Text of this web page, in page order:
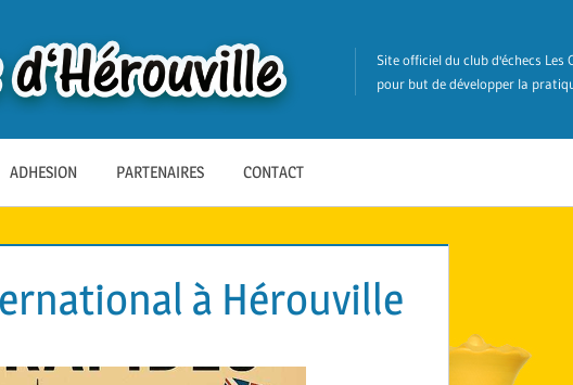
Site officiel du club d'échecs
pour but de développer la
ADHESION PARTENAIRES CONTACT
à Hérouville